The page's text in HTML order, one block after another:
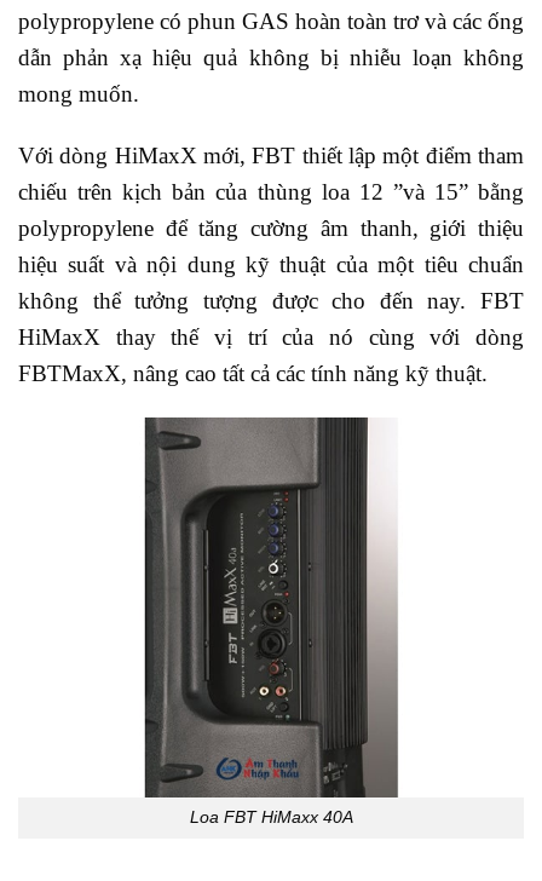
polypropylene có phun GAS hoàn toàn trơ và các ống
dẫn phản xạ hiệu quả không bị nhiễu loạn không
mong muốn.
Với dòng HiMaxX mới, FBT thiết lập một điểm tham
chiếu trên kịch bản của thùng loa 12 ”và 15” bằng
polypropylene để tăng cường âm thanh, giới thiệu
hiệu suất và nội dung kỹ thuật của một tiêu chuẩn
không thể tưởng tượng được cho đến nay. FBT
HiMaxX thay thế vị trí của nó cùng với dòng
FBTMaxX, nâng cao tất cả các tính năng kỹ thuật.
Loa FBT HiMaxx 40A